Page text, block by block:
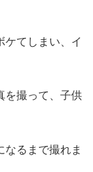
ケてしまい、イ
を撮って、子供
なるまで撮れま